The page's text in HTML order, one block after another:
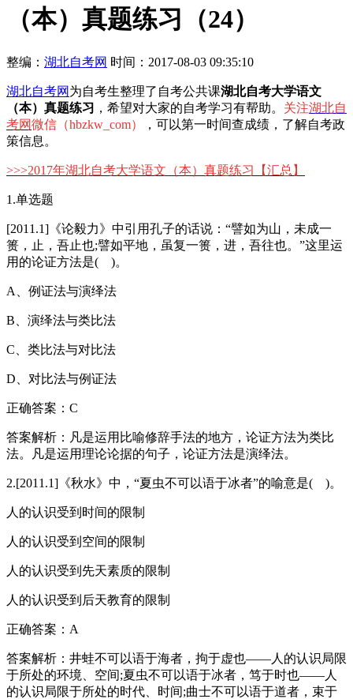
（本）真题练习（24）
整编： 湖北自考网 时间：2017-08-03 09:35:10
湖北自考网 为自考生整理了自考公共课湖北自考大学语文
（本）真题练习 ，希望对大家的自考学习有帮助。 关注湖北自
考网微信（hbzkw_com）
，可以第一时间查成绩，了解自考政
策信息。
>>>2017年湖北自考大学语文（本）真题练习 【汇总】
1.单选题
[2011.1]《论毅力》中引用孔子的话说：“譬如为山，未成一
篑，止，吾止也;譬如平地，虽复一篑，进，吾往也。”这里运
用的论证方法是( )。
A、例证法与演绎法
B、演绎法与类比法
C、类比法与对比法
D、对比法与例证法
正确答案：C
答案解析：凡是运用比喻修辞手法的地方，论证方法为类比
法。凡是运用理论论据的句子，论证方法是演绎法。
2.[2011.1]《秋水》中，“夏虫不可以语于冰者”的喻意是( )。
人的认识受到时间的限制
人的认识受到空间的限制
人的认识受到先天素质的限制
人的认识受到后天教育的限制
正确答案：A
答案解析：井蛙不可以语于海者，拘于虚也——人的认识局限
于所处的环境、空间;夏虫不可以语于冰者，笃于时也——人
的认识局限于所处的时代、时间;曲士不可以语于道者，束于